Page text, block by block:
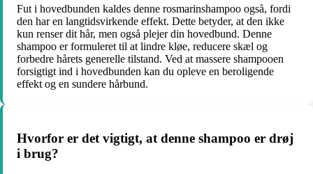
Fut i hovedbunden kaldes denne rosmarinshampoo også, fordi
den har en langtidsvirkende effekt. Dette betyder, at den ikke
kun renser dit hår, men også plejer din hovedbund. Denne
shampoo er formuleret til at lindre kløe, reducere skæl og
forbedre hårets generelle tilstand. Ved at massere shampooen
forsigtigt ind i hovedbunden kan du opleve en beroligende
effekt og en sundere hårbund.
Hvorfor er det vigtigt, at denne shampoo er drøj
i brug?